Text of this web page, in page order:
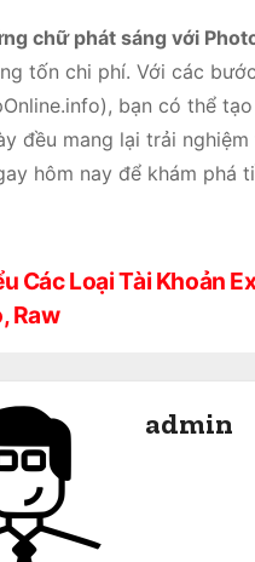
chữ phát sáng với
tốn chi phí. Với các
bạn có thể
đều mang lại trải
hôm nay để khám phá
Các Loại Tài Khoản
Raw
admin